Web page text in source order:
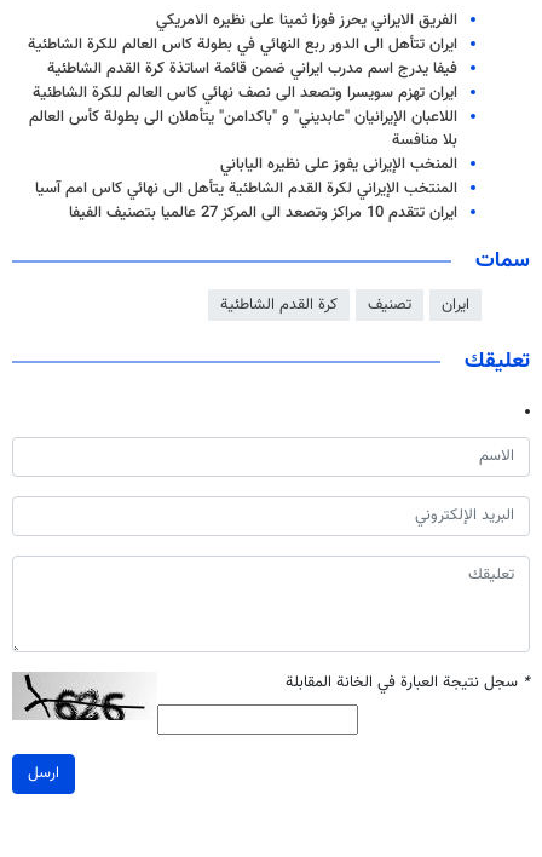
الفريق الايراني يحرز فوزا ثمينا على نظيره الامريكي
ايران تتأهل الى الدور ربع النهائي في بطولة كاس العالم للكرة الشاطئية
فيفا يدرج اسم مدرب ايراني ضمن قائمة اساتذة كرة القدم الشاطئية
ايران تهزم سويسرا وتصعد الى نصف نهائي كاس العالم للكرة الشاطئية
اللاعبان الإيرانيان "عابديني" و "باکدامن" يتأهلان الى بطولة كأس العالم
بلا منافسة
المنخب الإیرانی يفوز على نظيره الياباني
المنتخب الإيراني لكرة القدم الشاطئية يتأهل الى نهائي كاس امم آسيا
ايران تتقدم 10 مراكز وتصعد الى المركز 27 عالميا بتصنيف الفيفا
سمات
ايران تصنيف كرة القدم الشاطئية
تعليقك
* سجل نتيجة العبارة في الخانة المقابلة
ارسل